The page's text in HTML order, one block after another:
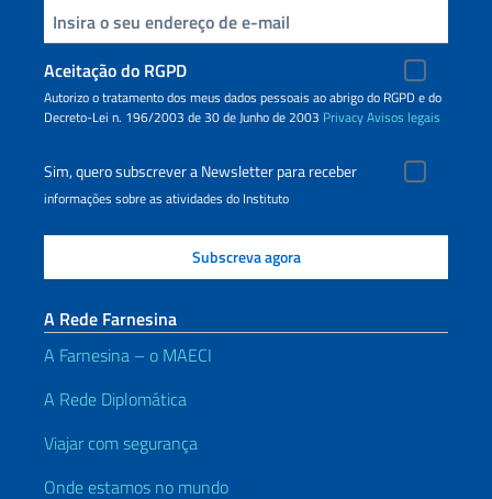
Inserisci la tua email
Aceitação do RGPD
Autorizo o tratamento dos meus dados pessoais ao abrigo do RGPD e do
Decreto-Lei n. 196/2003 de 30 de Junho de 2003 PrivacyAvisos legais
Sim, quero subscrever a Newsletter para receber
informações sobre as atividades do Instituto
A Rede Farnesina
A Farnesina – o MAECI
A Rede Diplomática
Viajar com segurança
Onde estamos no mundo